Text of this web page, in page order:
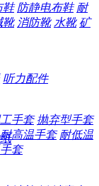
鞋 防静电布鞋 耐
靴 消防靴 水靴 矿
听力配件
手套 抛弃型手套
耐高温手套 耐低温
套